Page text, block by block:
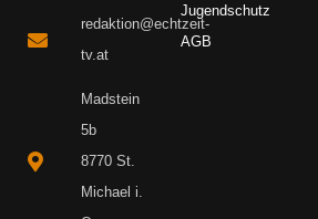
redaktion@echtzeit-
tv.at
Madstein
5b
8770 St.
Michael i.
Jugendschutz
AGB